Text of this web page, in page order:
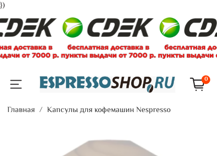
})
0
Главная Капсулы для кофемашин Nespresso